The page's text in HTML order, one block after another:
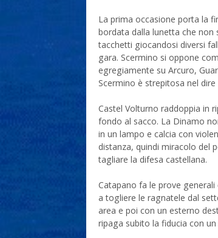
La prima occasione porta la
bordata dalla lunetta che non
tacchetti giocandosi diversi
gara. Scermino si oppone
egregiamente su Arcuro,
Scermino è strepitosa nel
Castel Volturno raddoppia in
fondo al sacco. La Dinamo
in un lampo e calcia con
distanza, quindi miracolo del
tagliare la difesa castellana.
Catapano fa le prove
a togliere le ragnatele dal
area e poi con un esterno
ripaga subito la fiducia con